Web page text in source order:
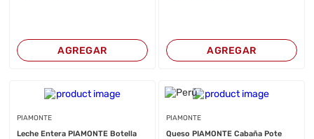
AGREGAR AGREGAR
PIAMONTE
Leche Entera PIAMONTE Botella
PIAMONTE
Queso PIAMONTE Cabaña Pote